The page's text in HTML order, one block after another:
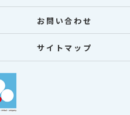
お問い合わせ
サイトマップ